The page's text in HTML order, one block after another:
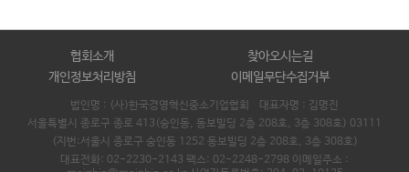
협회소개
찾아오시는길
개인정보처리방침
이메일무단수집거부
법인명 : (사)한국경영혁신중소기업협회 대표자명 : 김명진
서울특별시 종로구 종로 413(숭인동, 동보빌딩 2층 208호, 3층 308호) 03111
(지번:서울시 종로구 숭인동 1252 동보빌딩 2층 208호, 3층 308호)
대표전화: 02-2230-2143 팩스: 02-2248-2798 이메일주소 :